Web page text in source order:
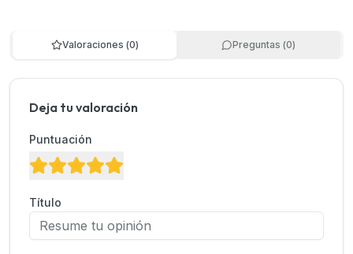
Valoraciones (0) Preguntas (0)
Deja tu valoración
Puntuación
Título